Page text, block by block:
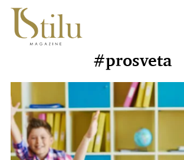
#prosveta